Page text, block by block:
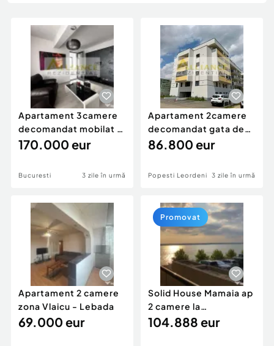
Animale de companie
Afaceri și echipamente profesionale
Inchiriere Bunuri si Vehicule
Piese auto si accesorii
Dacia Duster
Apartament 3camere
decomandat mobilat și
utilat la doar ...
170.000 eur
Bucuresti 3 zile în urmă
Apartament 2camere
decomandat gata de
mutare Metrou
86.800 eur
Popesti Leordeni 3 zile în urmă
Apartament 2 camere
zona Vlaicu - Lebada
69.000 eur
Solid House Mamaia ap
2 camere la
cheie,langa Mega
104.888 eur
Promovat